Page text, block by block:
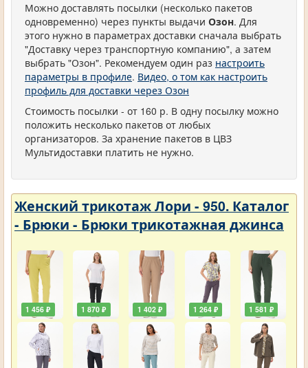
Можно доставлять посылки (несколько пакетов
одновременно) через пункты выдачи Озон. Для
этого нужно в параметрах доставки сначала выбрать
"Доставку через транспортную компанию", а затем
выбрать "Озон". Рекомендуем один раз настроить
параметры в профиле. Видео, о том как настроить
профиль для доставки через Озон
Стоимость посылки - от 160 р. В одну посылку можно
положить несколько пакетов от любых
организаторов. За хранение пакетов в ЦВЗ
Мультидоставки платить не нужно.
Женский трикотаж Лори - 950. Каталог
- Брюки - Брюки трикотажная джинса
1 456 ₽ 1 870 ₽ 1 402 ₽ 1 264 ₽ 1 581 ₽